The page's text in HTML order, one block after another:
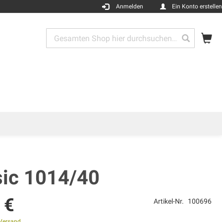
Anmelden Ein Konto erstellen
Search
1014/40
Artikel-Nr. 100696